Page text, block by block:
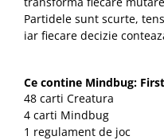
Partidele sunt scurte,
iar fiecare decizie
Ce contine Mindbug:
48 carti Creatura
4 carti Mindbug
1 regulament de joc